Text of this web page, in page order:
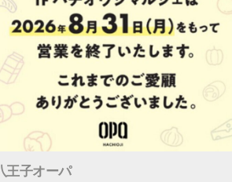
王子オーパ